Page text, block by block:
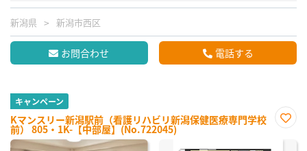
新潟県 新潟市西区
お問合わせ 電話する
キャンペーン
Kマンスリー新潟駅前（看護リハビリ新潟保健医療専門学校
前） 805・1K-【中部屋】(No.722045)
に入